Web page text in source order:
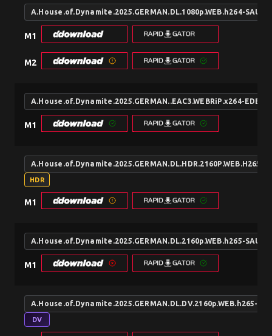
A.House.of.Dynamite.2025.GERMAN.DL.1080p.WEB.h264-
M1
M2
A.House.of.Dynamite.2025.GERMAN..EAC3.WEBRiP.x264-EDE
M1
A.House.of.Dynamite.2025.GERMAN.DL.HDR.2160P.WEB.H265-
HDR
M1
A.House.of.Dynamite.2025.GERMAN.DL.2160p.WEB.h265-
M1
A.House.of.Dynamite.2025.GERMAN.DL.DV.2160p.WEB.h265-
DV